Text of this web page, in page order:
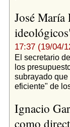
José María
17:37 (19/04/
El secretario
los
subrayado
eficiente" de
Ignacio
como